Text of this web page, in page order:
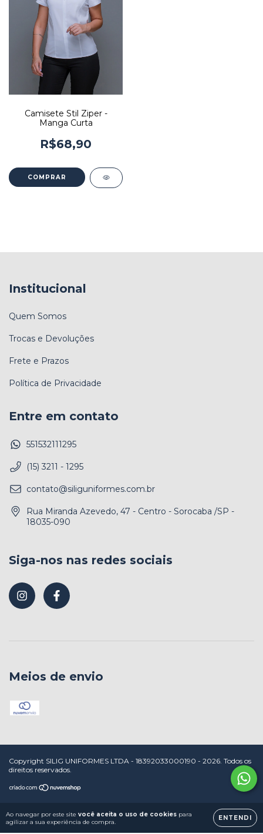
Ao navegar por este site você aceita o uso de cookies para
agilizar a sua experiência de compra.
ENTENDI
Camisete Stil Ziper -
Manga Curta
R$68,90
COMPRAR
Institucional
Quem Somos
Trocas e Devoluções
Frete e Prazos
Política de Privacidade
Entre em contato
551532111295
(15) 3211 - 1295
contato@siliguniformes.com.br
Rua Miranda Azevedo, 47 - Centro - Sorocaba /SP -
18035-090
Siga-nos nas redes sociais
Meios de envio
Copyright SILIG UNIFORMES LTDA - 18392033000190 - 2026. Todos os
direitos reservados.